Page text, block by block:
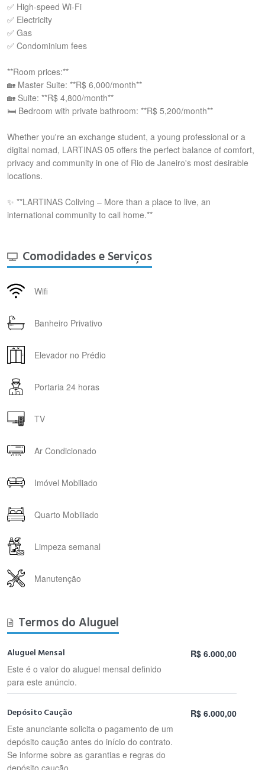
✅ High-speed Wi-Fi
✅ Electricity
✅ Gas
✅ Condominium fees
**Room prices:**
🏡 Master Suite: **R$ 6,000/month**
🏡 Suite: **R$ 4,800/month**
🛏️ Bedroom with private bathroom: **R$ 5,200/month**
Whether you're an exchange student, a young professional or a
digital nomad, LARTINAS 05 offers the perfect balance of comfort,
privacy and community in one of Rio de Janeiro's most desirable
locations.
✨ **LARTINAS Coliving – More than a place to live, an
international community to call home.**
Comodidades e Serviços
Wifi
Banheiro Privativo
Elevador no Prédio
Portaria 24 horas
TV
Ar Condicionado
Imóvel Mobiliado
Quarto Mobiliado
Limpeza semanal
Manutenção
Termos do Aluguel
Aluguel Mensal
Este é o valor do aluguel mensal definido
para este anúncio.
R$ 6.000,00
Depósito Caução
Este anunciante solicita o pagamento de um
depósito caução antes do início do contrato.
Se informe sobre as garantias e regras do
depósito caução.
R$ 6.000,00